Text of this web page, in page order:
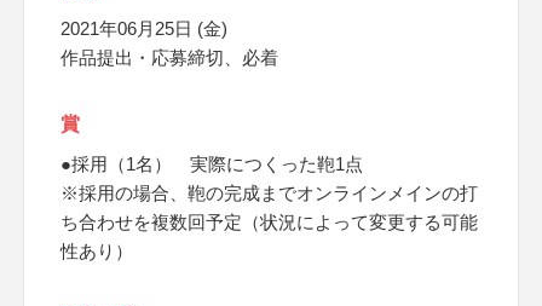
2021年06月25日 (金)
作品提出・応募締切、必着
賞
●採用（1名） 実際につくった鞄1点
※採用の場合、鞄の完成までオンラインメインの打
ち合わせを複数回予定（状況によって変更する可能
性あり）